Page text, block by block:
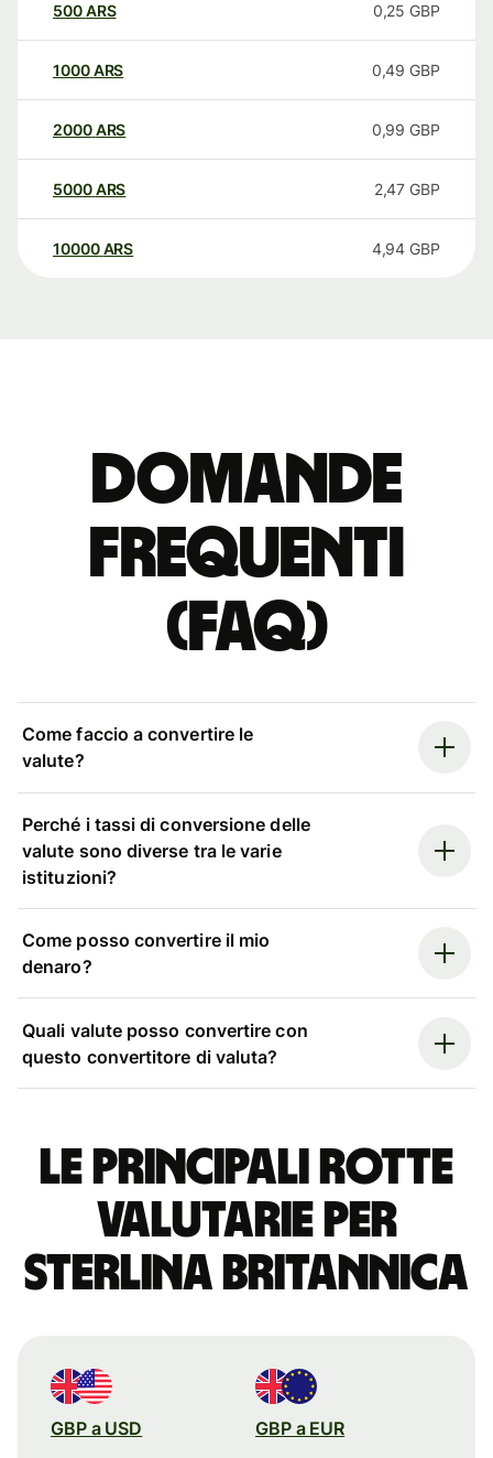
500ARS 0,25 GBP
1000ARS 0,49 GBP
2000ARS 0,99 GBP
5000ARS 2,47 GBP
10000 ARS 4,94 GBP
Domande
Frequenti
(FAQ)
Come faccio a convertire le
valute?
Perché i tassi di conversione delle
valute sono diverse tra le varie
istituzioni?
Come posso convertire il mio
denaro?
Quali valute posso convertire con
questo convertitore di valuta?
Le principali rotte
valutarie per
sterlina britannica
GBP a USD GBP a EUR